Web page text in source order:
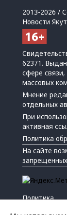
2013-2026 /
Новости
62371.
сфере
массовых
Мнение
отдельных
При
активная
Политика
На сайте
Политика